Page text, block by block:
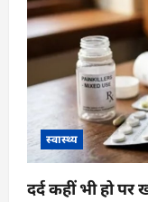
t
i
o
स्वास्थ्य
दर्द कहीं भी हो